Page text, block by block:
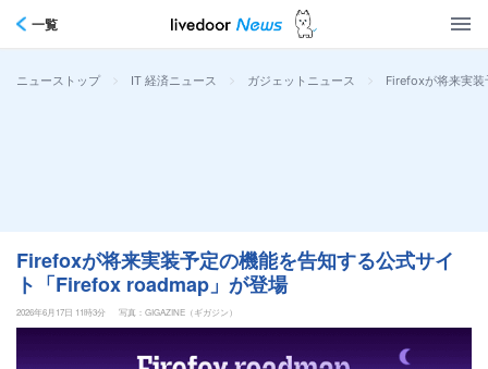
一覧
ニューストップ > IT 経済ニュース > ガジェットニュース > Firefoxが将来実
Firefoxが将来実装予定の機能を告知する公式サイ
ト「Firefox roadmap」が登場
2026年6月17日 11時3分 写真：GIGAZINE（ギガジン）